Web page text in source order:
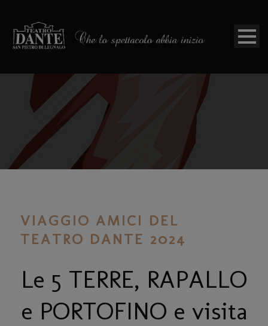
VIAGGIO AMICI DEL
TEATRO DANTE 2024
Le 5 TERRE, RAPALLO
e PORTOFINO e visita